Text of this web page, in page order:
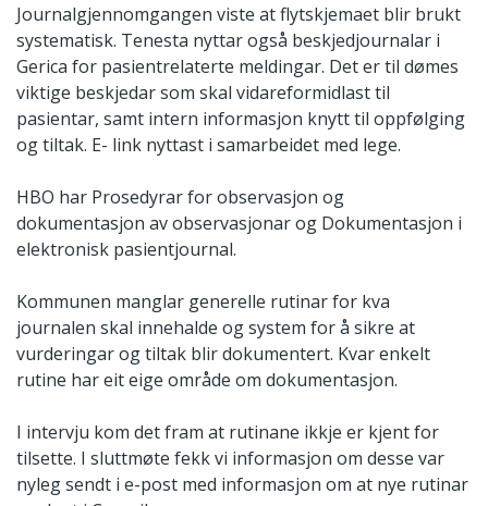
Journalgjennomgangen viste at flytskjemaet blir brukt
systematisk. Tenesta nyttar også beskjedjournalar i
Gerica for pasientrelaterte meldingar. Det er til dømes
viktige beskjedar som skal vidareformidlast til
pasientar, samt intern informasjon knytt til oppfølging
og tiltak. E- link nyttast i samarbeidet med lege.
HBO har Prosedyrar for observasjon og
dokumentasjon av observasjonar og Dokumentasjon i
elektronisk pasientjournal.
Kommunen manglar generelle rutinar for kva
journalen skal innehalde og system for å sikre at
vurderingar og tiltak blir dokumentert. Kvar enkelt
rutine har eit eige område om dokumentasjon.
I intervju kom det fram at rutinane ikkje er kjent for
tilsette. I sluttmøte fekk vi informasjon om desse var
nyleg sendt i e-post med informasjon om at nye rutinar